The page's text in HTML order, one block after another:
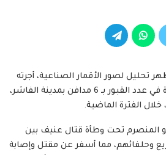
20 يونيو 2024 ـ أظهر تحليل لصور الأقمار الصناعية، أجرته
هيومن رايتس ووتش، زيادة في عدد القبور بـ 6 مدافن بمدينة الفاشر،
الفترة الماضية.
الفاشر منذ 10 مايو المنصرم تحت وطأة قتال عنيف بين
وحلفائهم، مما أسفر عن مقتل وإصابة